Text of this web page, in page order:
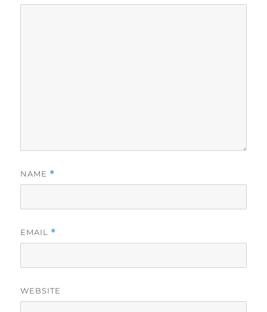
NAME *
EMAIL *
WEBSITE